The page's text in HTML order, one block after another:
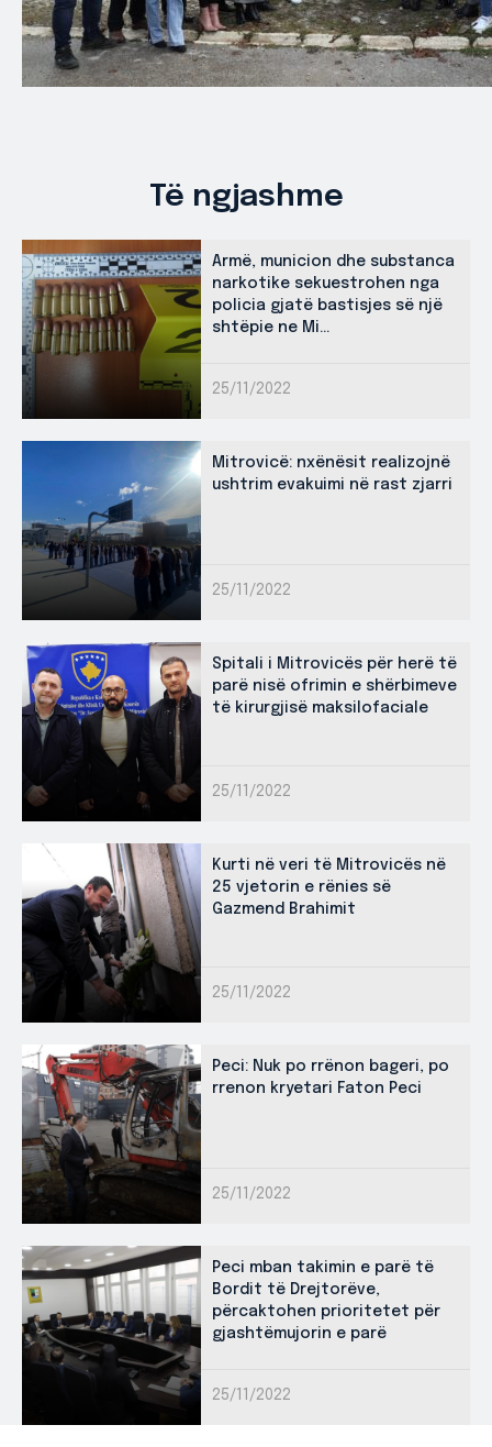
Të ngjashme
Armë, municion dhe substanca
narkotike sekuestrohen nga
policia gjatë bastisjes së një
shtëpie ne Mi...
25/11/2022
Mitrovicë: nxënësit realizojnë
ushtrim evakuimi në rast zjarri
25/11/2022
Spitali i Mitrovicës për herë të
parë nisë ofrimin e shërbimeve
të kirurgjisë maksilofaciale
25/11/2022
Kurti në veri të Mitrovicës në
25 vjetorin e rënies së
Gazmend Brahimit
25/11/2022
Peci: Nuk po rrënon bageri, po
rrenon kryetari Faton Peci
25/11/2022
Peci mban takimin e parë të
Bordit të Drejtorëve,
përcaktohen prioritetet për
gjashtëmujorin e parë
25/11/2022